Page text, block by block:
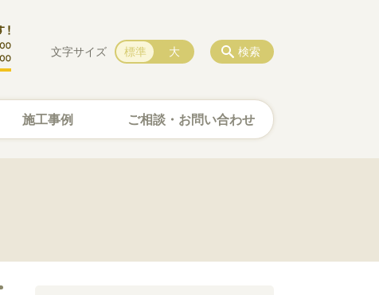
施工事例 ご相談・お問い合わせ
検索
文字サイズ 標準 大